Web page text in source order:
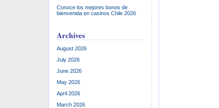
Conoce los mejores bonos de
bienvenida en casinos Chile 2026
Archives
August 2026
July 2026
June 2026
May 2026
April 2026
March 2026